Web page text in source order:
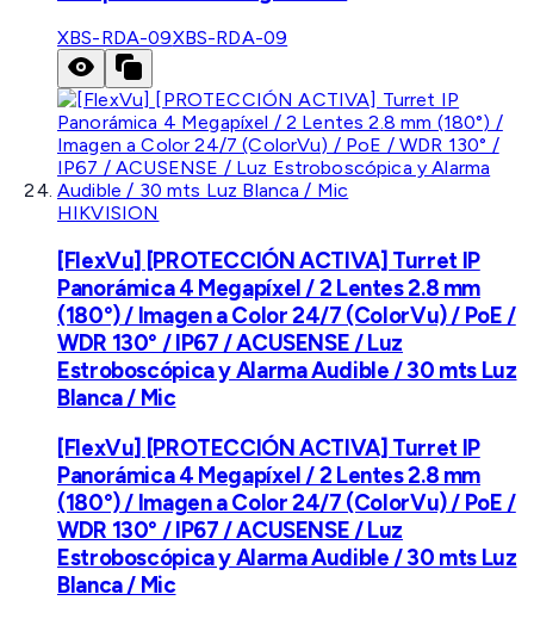
XBS-RDA-09XBS-RDA-09
HIKVISION
[FlexVu] [PROTECCIÓN ACTIVA] Turret IP
Panorámica 4 Megapíxel / 2 Lentes 2.8 mm
(180°) / Imagen a Color 24/7 (ColorVu) / PoE /
WDR 130° / IP67 / ACUSENSE / Luz
Estroboscópica y Alarma Audible / 30 mts Luz
Blanca / Mic
[FlexVu] [PROTECCIÓN ACTIVA] Turret IP
Panorámica 4 Megapíxel / 2 Lentes 2.8 mm
(180°) / Imagen a Color 24/7 (ColorVu) / PoE /
WDR 130° / IP67 / ACUSENSE / Luz
Estroboscópica y Alarma Audible / 30 mts Luz
Blanca / Mic